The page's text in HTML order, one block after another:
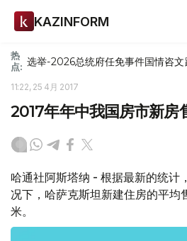
KAZINFORM
热
点: 选举-2026总统府任免事件国情咨文
11:22, 25 4月 2017
2017年年中我国房市新房
哈通社阿斯塔纳 - 根据最新的统计
况下，哈萨克斯坦新建住房的平均
米。